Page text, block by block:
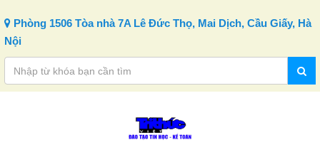
Phòng 1506 Tòa nhà 7A Lê Đức Thọ, Mai Dịch, Cầu Giấy, Hà
Nội